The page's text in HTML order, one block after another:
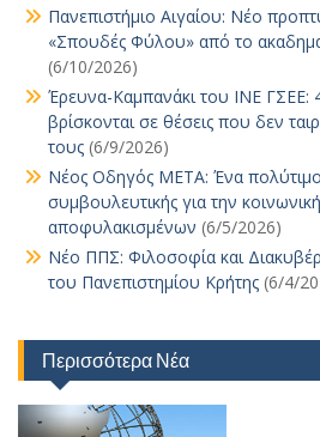
Πανεπιστήμιο Αιγαίου: Νέο
«Σπουδές Φύλου» από το
(6/10/2026)
Έρευνα-Καμπανάκι του ΙΝΕ ΓΣΕΕ:
βρίσκονται σε θέσεις που δεν
τους (6/9/2026)
Νέος Οδηγός ΜΕΤΑ: Ένα
συμβουλευτικής για την
αποφυλακισμένων (6/5/2026)
Νέο ΠΠΣ: Φιλοσοφία και
του Πανεπιστημίου Κρήτης (6/4/
Περισσότερα Νέα